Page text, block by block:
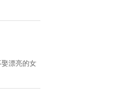
漂亮的女